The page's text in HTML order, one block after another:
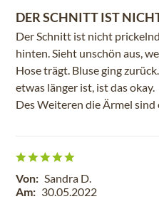
DER SCHNITT IST
Der Schnitt ist nicht
hinten. Sieht unschön aus,
Hose trägt. Bluse ging
etwas länger ist, ist das okay.
Des Weiteren die Ärmel sind
Von: Sandra D.
Am: 30.05.2022